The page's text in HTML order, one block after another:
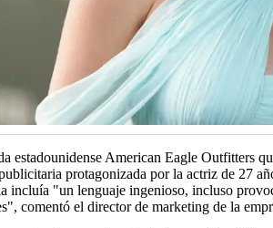
estadounidense American Eagle Outfitters
protagonizada por la actriz de 27
incluía "un lenguaje ingenioso, incluso
comentó el director de marketing de la